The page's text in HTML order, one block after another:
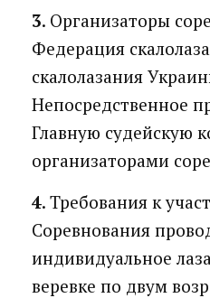
3. Организаторы
Федерация
скалолазания
Непосредственное
Главную судейскую
организаторами
4. Требования к
Соревнования
индивидуальное
веревке по двум